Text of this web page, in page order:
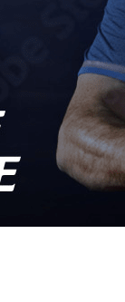
colonnes affichées